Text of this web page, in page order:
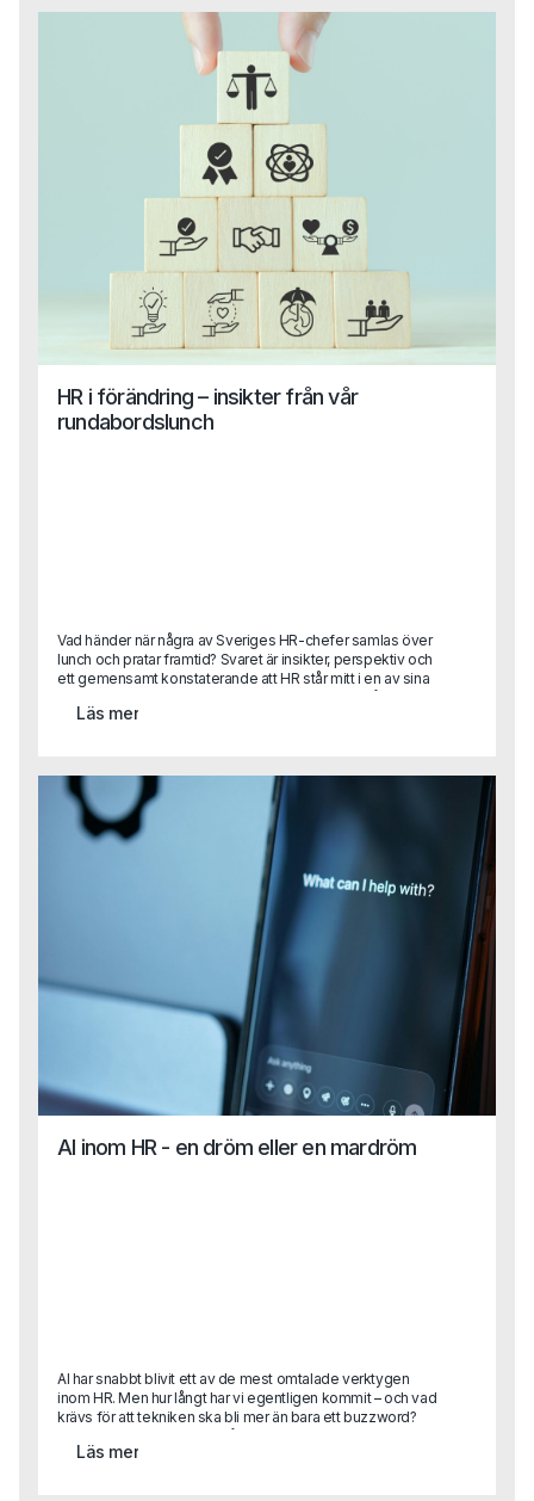
kompetens även inom områden som HR, Legal och
Finance kan vi nu erbjuda en helhetslösning till Life
Science-bolag, oavsett funktion eller behov.
HR i förändring – insikter från vår
rundabordslunch
Vad händer när några av Sveriges HR-chefer samlas över
lunch och pratar framtid? Svaret är insikter, perspektiv och
ett gemensamt konstaterande att HR står mitt i en av sina
rundabordslunch samlade vi ett utvalt gäng HR-ledare
verklighet och framtidens behov från strategisk
kompetensförsörjning till AI, ledarskap, kultur och etik.Vi
summerar här de viktigaste insikterna från samtalen.För
dig som var med, tack för era reflektioner!För dig som inte
kunde delta, här kommer en glimt av vad som
Läs mer
AI inom HR - en dröm eller en mardröm
AI har snabbt blivit ett av de mest omtalade verktygen
inom HR. Men hur långt har vi egentligen kommit – och vad
krävs för att tekniken ska bli mer än bara ett buzzword?
internationella organisationer, har lett globala strategier,
Läs mer